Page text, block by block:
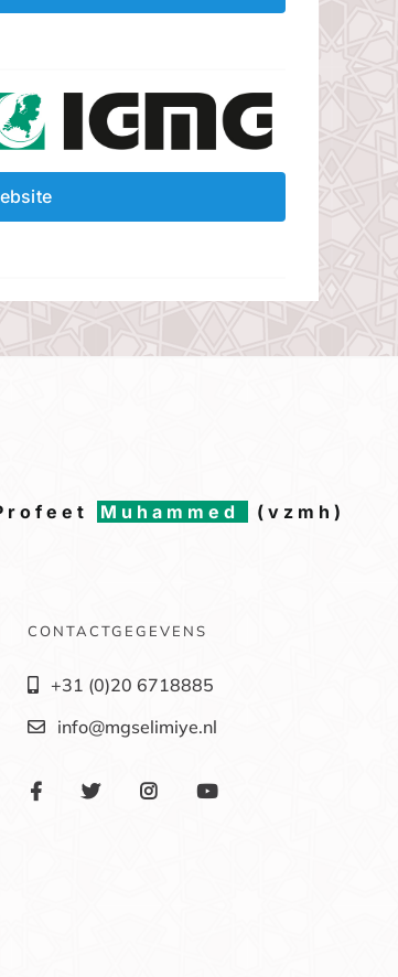
Muhammed (vzmh)
CONTACTGEGEVENS
+31 (0)20 6718885
info@mgselimiye.nl